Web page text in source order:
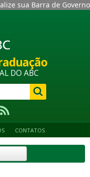
sua Barra de Governo
DO ABC
CONTATOS